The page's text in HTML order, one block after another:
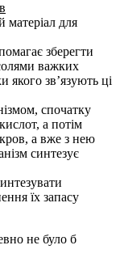
матеріал для
зберегти
важких
якого зв’язують ці
спочатку
а потім
а вже з нею
синтезує
їх запасу
не було б